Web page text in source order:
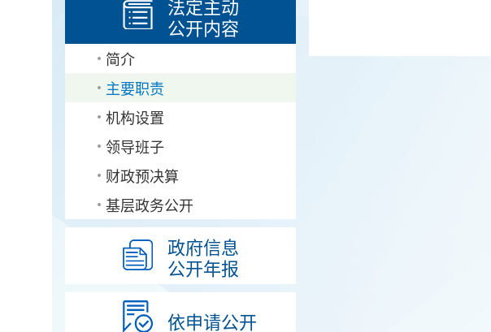
法定主动
公开内容
简介
主要职责
机构设置
领导班子
财政预决算
基层政务公开
政府信息
公开年报
依申请公开